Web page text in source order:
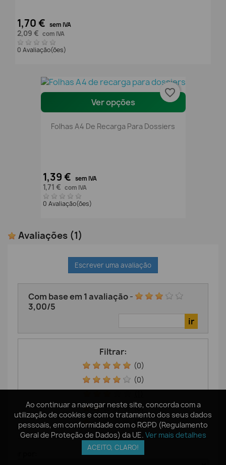
Ao continuar a navegar neste site, concorda com a
utilização de cookies e com o tratamento dos seus dados
pessoais, em conformidade com o RGPD (Regulamento
Geral de Proteção de Dados) da UE. Ver mais detalhes
ACEITO, CLARO!
1,70 € sem IVA
2,09 € com IVA
0 Avaliação(ões)
Ver opções
Folhas A4 De Recarga Para Dossiers
1,39 € sem IVA
1,71 € com IVA
0 Avaliação(ões)
favorite_border
Avaliações (1)
Escrever uma avaliação
Com base em 1avaliação-
3,00/5
Filtrar:
(0)
(0)
(0)
(0)
Ao continuar a navegar neste site, concorda com a
utilização de cookies e com o tratamento dos seus dados
pessoais, em conformidade com o RGPD (Regulamento
Geral de Proteção de Dados) da UE. Ver mais detalhes
ACEITO, CLARO!